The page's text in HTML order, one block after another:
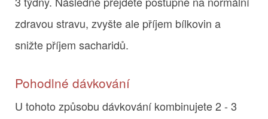
zdravou stravu, zvyšte ale příjem bílkovin a
snižte příjem sacharidů.
Pohodlné dávkování
U tohoto způsobu dávkování kombinujete 2 - 3